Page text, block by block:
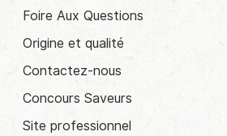
Foire Aux Questions
Origine et qualité
Contactez-nous
Concours Saveurs
Site professionnel